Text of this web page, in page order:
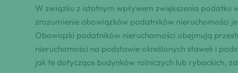
W związku z istotnym wpływem zwiększenia
zrozumienie obowiązków podatników nieruchomości
Obowiązki podatników nieruchomości obejmują
nieruchomości na podstawie określonych stawek i
jak te dotyczące budynków rolniczych lub rybackich,